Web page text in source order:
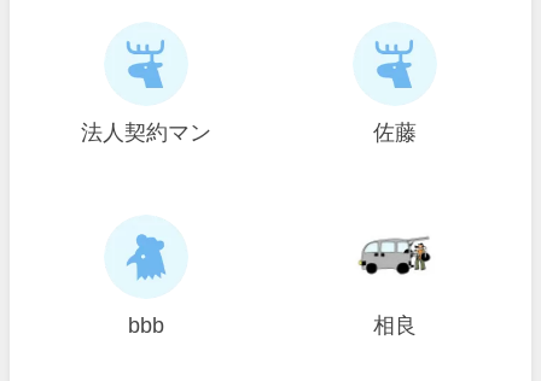
法人契約マン 佐藤
bbb 相良